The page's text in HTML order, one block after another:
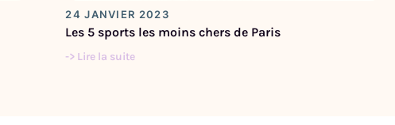
24 JANVIER 2023
Les 5 sports les moins chers de Paris
-> Lire la suite